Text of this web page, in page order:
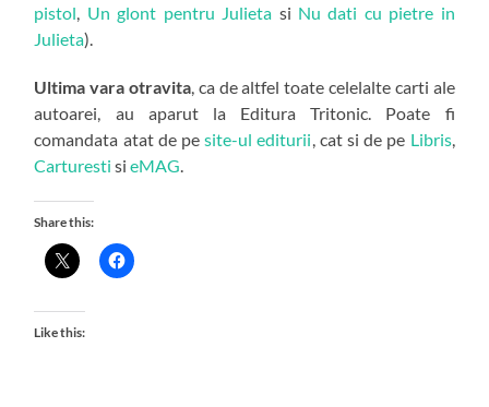
pistol
Un glont pentru Julieta si Nu dati cu pietre in
Julieta).
Ultima vara otravita, ca de altfel toate celelalte carti ale
autoarei, au aparut la Editura Tritonic. Poate fi
comandata atat de pesite-ul editurii , cat si de pe Libris,
Carturesti sieMAG
Share this:
Like this: